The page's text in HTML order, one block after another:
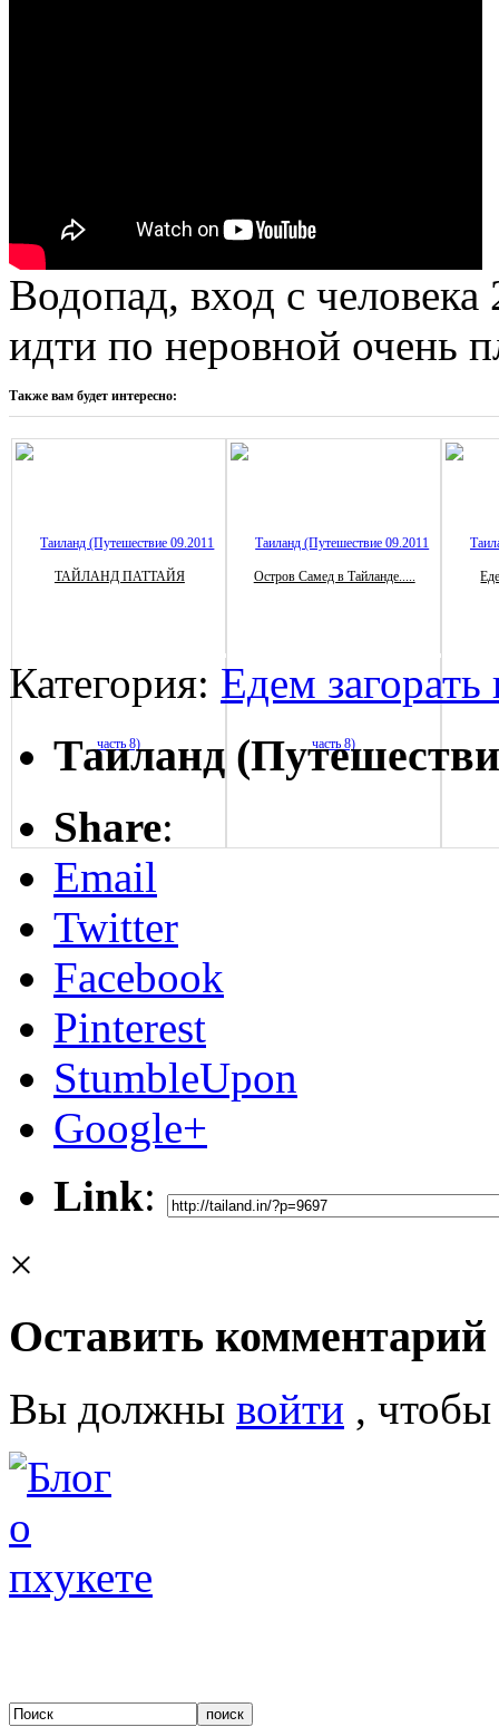
Водопад, вход с
идти по неровной очень
Также вам будет интересно:
ТАЙЛАНД ПАТТАЙЯ Остров Самед в Тайланде.....
Категория: Едем
Таиланд
Share:
Email
Twitter
Facebook
Pinterest
StumbleUpon
Google+
Link:
×
Оставить комментарий
Вы должны войти ,